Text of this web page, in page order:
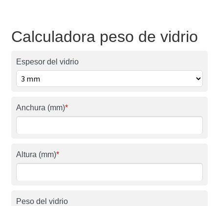
Calculadora peso de vidrio
Espesor del vidrio
Anchura (mm)*
Altura (mm)*
Peso del vidrio